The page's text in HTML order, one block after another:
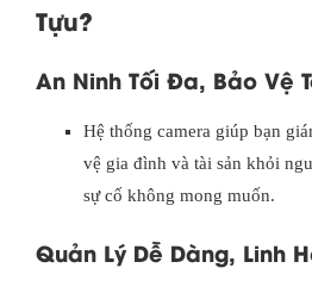
Tựu?
An Ninh Tối Đa, Bảo Vệ
Hệ thống camera giúp bạn
vệ gia đình và tài sản khỏi
sự cố không mong muốn.
Quản Lý Dễ Dàng, Linh